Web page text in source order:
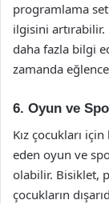
programlama
ilgisini
daha fazla bilgi
zamanda
6. Oyun ve
Kız çocukları
eden oyun ve
olabilir. Bisiklet,
çocukların